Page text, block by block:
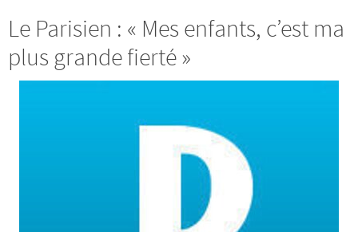
Le Parisien : « Mes enfants, c’est ma
plus grande fierté »